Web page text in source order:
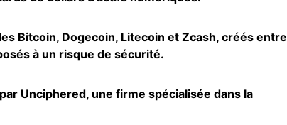
Bitcoin, Dogecoin, Litecoin et Zcash, créés entre
à un risque de sécurité.
Unciphered, une firme spécialisée dans la